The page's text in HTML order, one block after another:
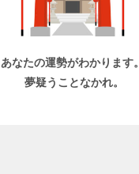
あなたの運勢がわかります。
夢疑うことなかれ。